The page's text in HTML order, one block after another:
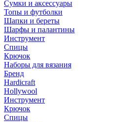
Сумки и аксессуары
Топы и футболки
Шапки и береты
Шарфы и палантины
Инструмент
Спицы
Крючок
Наборы для вязания
Бренд
Hardicraft
Hollywool
Инструмент
Крючок
Спицы